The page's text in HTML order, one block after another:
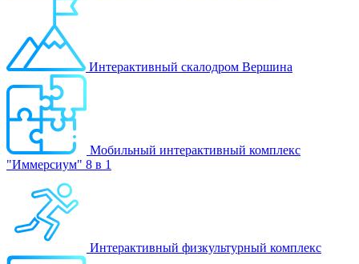
Интерактивный скалодром Вершина
Мобильный интерактивный комплекс
"Иммерсиум" 8 в 1
Интерактивный физкультурный комплекс